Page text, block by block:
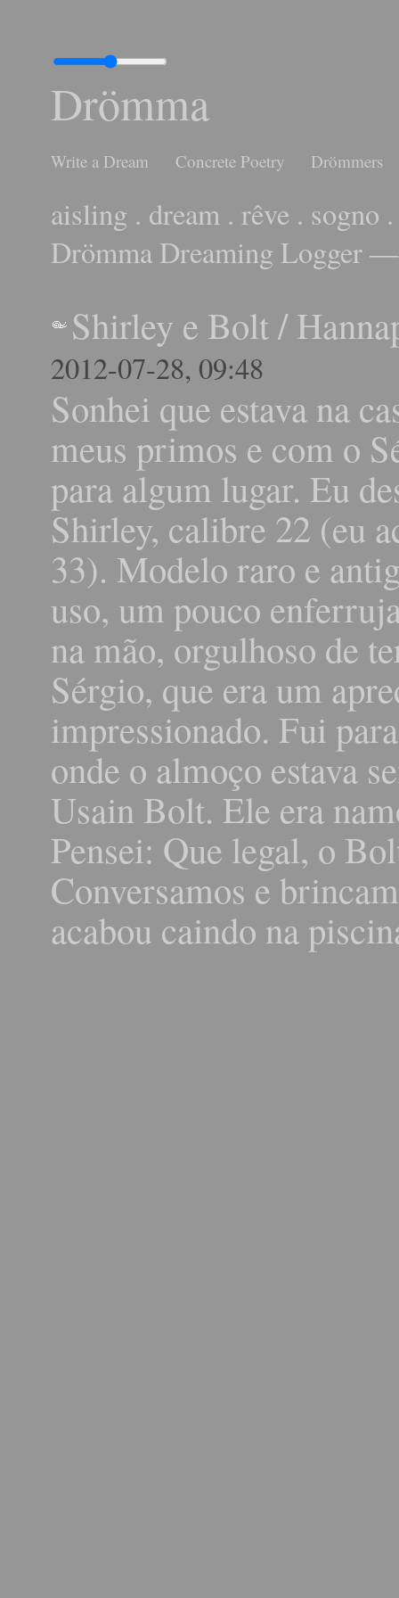
Drömma
Write a Dream Concrete Poetry Drömmers
aisling . dream . rêve . sogno
Drömma Dreaming Logger
Shirley e Bolt/
2012-07-28, 09:48
Sonhei que estava na
meus primos e com o
para algum lugar. Eu
Shirley, calibre 22 (eu
33). Modelo raro e
uso, um pouco
na mão, orgulhoso de
Sérgio, que era um
impressionado. Fui
onde o almoço estava
Usain Bolt. Ele era
Pensei: Que legal, o
Conversamos e
acabou caindo na